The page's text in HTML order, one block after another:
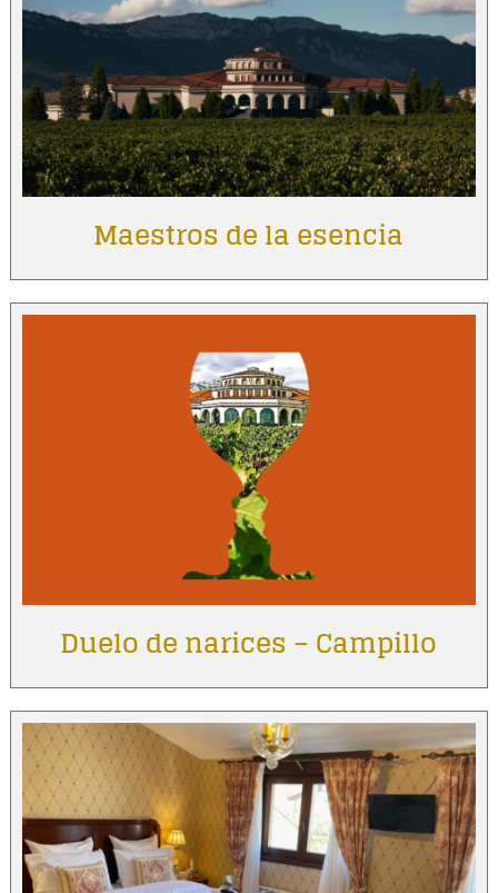
Maestros de la esencia
Duelo de narices – Campillo